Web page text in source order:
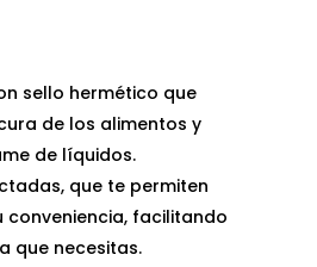
sello hermético que
de los alimentos y
de líquidos.
que te permiten
conveniencia, facilitando
que necesitas.